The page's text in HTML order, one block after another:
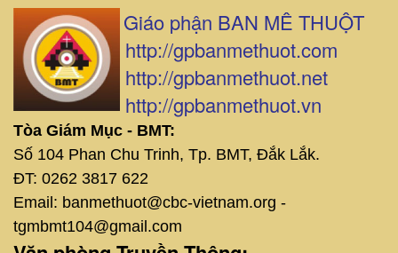
Giáo phận BAN MÊ THUỘT
http://gpbanmethuot.com
http://gpbanmethuot.net
http://gpbanmethuot.vn
Tòa Giám Mục - BMT:
Số 104 Phan Chu Trinh, Tp. BMT, Đắk Lắk.
ĐT: 0262 3817 622
Email: banmethuot@cbc-vietnam.org -
tgmbmt104@gmail.com